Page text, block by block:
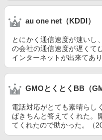
au one net（KDDI）
とにかく通信速度が速いし
の会社の通信速度が遅くて
インターネットが出来てあ
GMOとくとくBB（
電話対応がとても素晴らし
ばきちんと答えてくれた。
てくれたので助かった。（